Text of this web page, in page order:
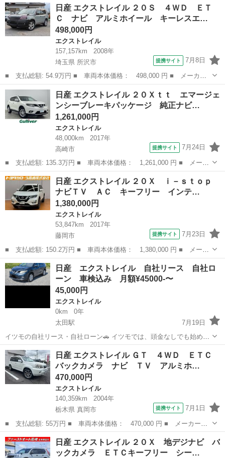
ｔｔ 地デジナビ Ｂカメラ ＥＴＣ シートヒーター 保証１年付
■ 排気量...
群馬 高崎市 エクストレイル
日産 エクストレイル ２０Ｓ ４ＷＤ ＥＴ
Ｃ ナビ アルミホイール キーレスエ…
498,000円
エクストレイル
157,157km
2008年
埼玉県 所沢市
提携サイト 7月8日
■ 支払総額: 54.9万円 ■ 車両本体価格： 498,000 円 ■ メーカー
名： 日産 ■ 車種名： エクストレイル ■ グレード名： ２０
Ｓ ４ＷＤ ＥＴＣ ナビ アルミホイール キーレスエントリー
ＣＶＴ 衝突安...
埼玉 所沢市 エクストレイル
日産 エクストレイル ２０Ｘｔｔ エマージェ
ンシーブレーキパッケージ 純正ナビ…
1,261,000円
エクストレイル
48,000km
2017年
高崎市
提携サイト 7月24日
■ 支払総額: 135.3万円 ■ 車両本体価格： 1,261,000 円 ■ メーカ
ー名： 日産 ■ 車種名： エクストレイル ■ グレード名： ２０
Ｘｔｔ エマージェンシーブレーキパッケージ 純正ナビ 全周囲カ
メラ 電...
群馬 高崎市 エクストレイル
日産 エクストレイル ２０Ｘ ｉ－ｓｔｏｐ
ナビＴＶ ＡＣ キーフリー インテ…
1,380,000円
エクストレイル
53,847km
2017年
藤岡市
提携サイト 7月23日
■ 支払総額: 150.2万円 ■ 車両本体価格： 1,380,000 円 ■ メーカ
ー名： 日産 ■ 車種名： エクストレイル ■ グレード名： ２０
Ｘ ｉ－ｓｔｏｐ ナビＴＶ ＡＣ キーフリー インテリキー パ
ートタイ...
群馬 藤岡市 エクストレイル
日産 エクストレイル 自社リース 自社ロ
ーン 車検込み 月額¥45000-〜
45,000円
エクストレイル
0km
0年
太田駅
7月19日
イツモの自社リース・自社ローン🚗 イツモでは、頭金なしでも始めら
れる 自社リースプラン・自社ローン、さらには信用回復ローンの提供
も♪ ✅ イツモの自社リース・自社ローンの特徴 ✔ 最短２週間スピード
納車 ✔ 頭...
群馬 太田市 太田駅 エクストレイル
日産 エクストレイル ＧＴ ４ＷＤ ＥＴＣ
バックカメラ ナビ ＴＶ アルミホ…
470,000円
エクストレイル
140,359km
2004年
栃木県 真岡市
提携サイト 7月1日
■ 支払総額: 55万円 ■ 車両本体価格： 470,000 円 ■ メーカー
名： 日産 ■ 車種名： エクストレイル ■ グレード名： ＧＴ
４ＷＤ ＥＴＣ バックカメラ ナビ ＴＶ アルミホイール キー
レスエントリー ...
栃木 真岡市 エクストレイル
日産 エクストレイル ２０Ｘ 地デジナビ バ
ックカメラ ＥＴＣキーフリー シー…